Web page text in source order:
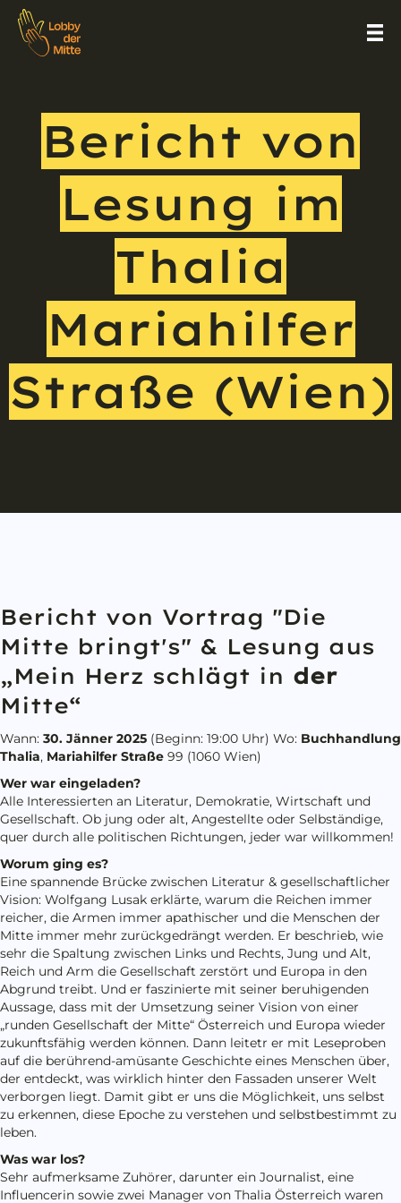
Bericht von
Lesung im
Thalia
Mariahilfer
Straße (Wien)
Bericht von Vortrag "Die
Mitte bringt's" & Lesung aus
„Mein Herz schlägt in der
Mitte“
Wann: 30. Jänner 2025 (Beginn: 19:00 Uhr) Wo: Buchhandlung
Thalia, Mariahilfer Straße 99 (1060 Wien)
Wer war eingeladen?
Alle Interessierten an Literatur, Demokratie, Wirtschaft und
Gesellschaft. Ob jung oder alt, Angestellte oder Selbständige,
quer durch alle politischen Richtungen, jeder war willkommen!
Worum ging es?
Eine spannende Brücke zwischen Literatur & gesellschaftlicher
Vision: Wolfgang Lusak erklärte, warum die Reichen immer
reicher, die Armen immer apathischer und die Menschen der
Mitte immer mehr zurückgedrängt werden. Er beschrieb, wie
sehr die Spaltung zwischen Links und Rechts, Jung und Alt,
Reich und Arm die Gesellschaft zerstört und Europa in den
Abgrund treibt. Und er faszinierte mit seiner beruhigenden
Aussage, dass mit der Umsetzung seiner Vision von einer
„runden Gesellschaft der Mitte“ Österreich und Europa wieder
zukunftsfähig werden können. Dann leitetr er mit Leseproben
auf die berührend-amüsante Geschichte eines Menschen über,
der entdeckt, was wirklich hinter den Fassaden unserer Welt
verborgen liegt. Damit gibt er uns die Möglichkeit, uns selbst
zu erkennen, diese Epoche zu verstehen und selbstbestimmt zu
leben.
Was war los?
Sehr aufmerksame Zuhörer, darunter ein Journalist, eine
Influencerin sowie zwei Manager von Thalia Österreich waren